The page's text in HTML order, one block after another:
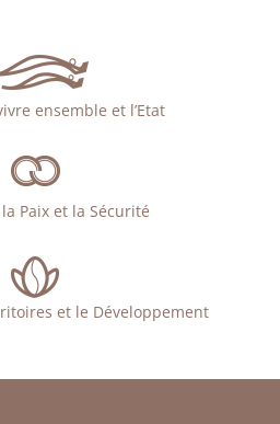
ensemble et l’Etat
Paix et la Sécurité
et le Développement